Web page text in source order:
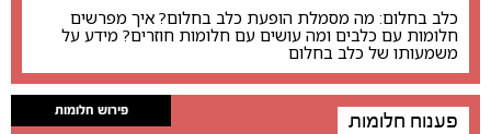
כלב בחלום: מה מסמלת הופעת כלב בחלום? איך מפרשים
חלומות עם כלבים ומה עושים עם חלומות חוזרים? מידע על
משמעותו של כלב בחלום
פירוש חלומות פענוח חלומות